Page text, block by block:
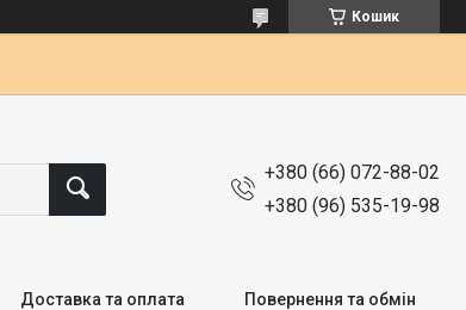
Кошик
+380 (66) 072-88-02
+380 (96) 535-19-98
Доставка та оплата Повернення та обмін